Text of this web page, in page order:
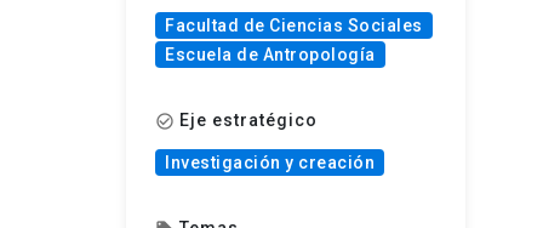
Facultad de Ciencias Sociales
Escuela de Antropología
check_circle_outline Eje estratégico
Investigación y creación